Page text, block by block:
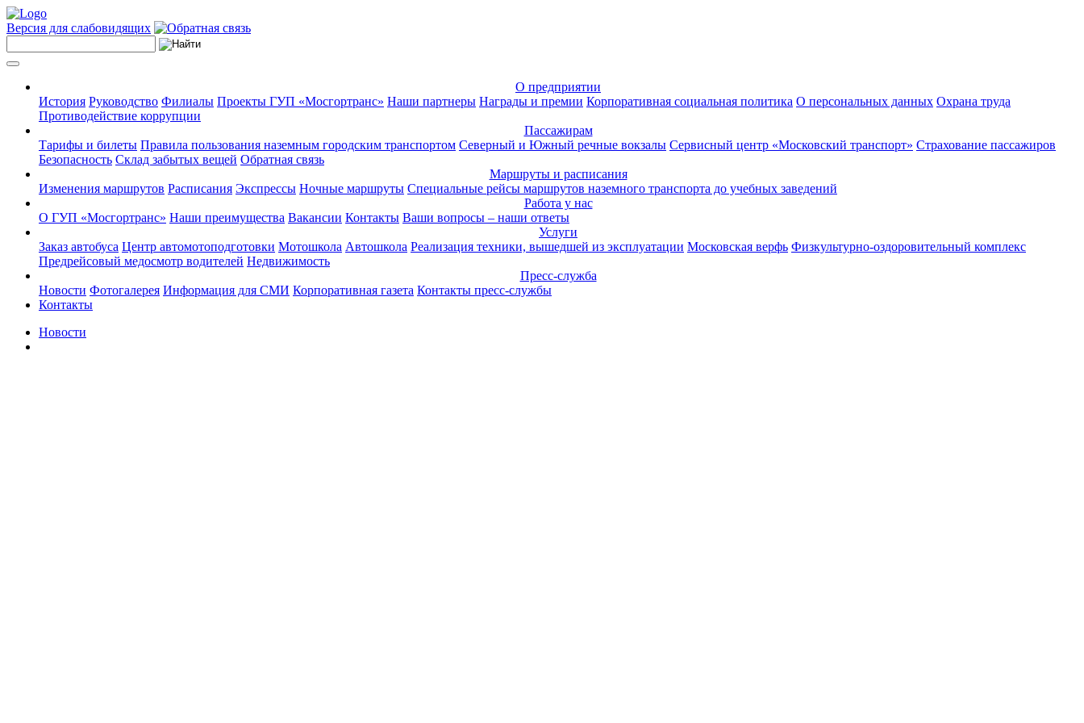
Версия для слабовидящих
О предприятии
История Руководство Филиалы Проекты ГУП «Мосгортранс» Наши партнеры Награды и премии Корпоративная социальная политика О персональных данных Охрана труда
Противодействие коррупции
Пассажирам
Тарифы и билеты Правила пользования наземным городским транспортом Северный и Южный речные вокзалы Сервисный центр «Московский транспорт» Страхование пассажиров
Безопасность Склад забытых вещей Обратная связь
Маршруты и расписания
Изменения маршрутов Расписания Экспрессы Ночные маршруты Специальные рейсы маршрутов наземного транспорта до учебных заведений
Работа у нас
О ГУП «Мосгортранс» Наши преимущества Вакансии Контакты Ваши вопросы – наши ответы
Услуги
Заказ автобуса Центр автомотоподготовки Мотошкола Автошкола Реализация техники, вышедшей из эксплуатации Московская верфь Физкультурно-оздоровительный комплекс
Предрейсовый медосмотр водителей Недвижимость
Пресс-служба
Новости Фотогалерея Информация для СМИ Корпоративная газета Контакты пресс-службы
Контакты
Новости